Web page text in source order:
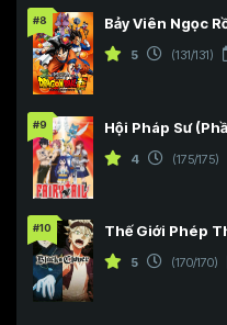
#8 Bảy Viên Ngọc
5 (131/131)
#9 Hội Pháp Sư
4 (175/175)
#10 Thế Giới Phép
5 (170/170)